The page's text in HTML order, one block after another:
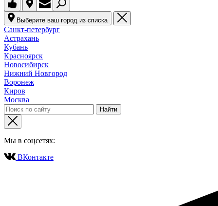
Выберите ваш город из списка
Санкт-петербург
Астрахань
Кубань
Красноярск
Новосибирск
Нижний Новгород
Воронеж
Киров
Москва
Мы в соцсетях:
ВКонтакте